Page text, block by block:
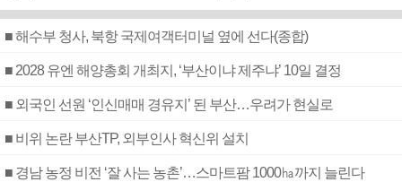
■ 해수부 청사, 북항 국제여객터미널 옆에 선다(종합)
■ 2028 유엔 해양총회 개최지, ‘부산이냐 제주냐’ 10일 결정
■ 외국인 선원 ‘인신매매 경유지’ 된 부산…우려가 현실로
■ 비위 논란 부산TP, 외부인사 혁신위 설치
■ 경남 농정 비전 ‘잘 사는 농촌’…스마트팜 1000㏊까지 늘린다